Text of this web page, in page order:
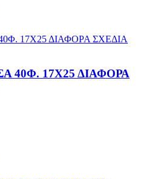
40Φ. 17Χ25 ΔΙΑΦΟΡΑ